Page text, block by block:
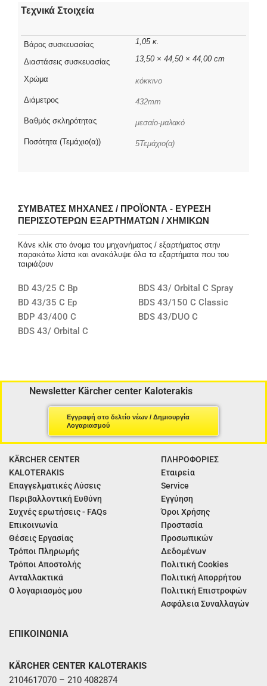
Τεχνικά Στοιχεία
Βάρος συσκευασίας 1,05 κ.
Διαστάσεις συσκευασίας 13,50 × 44,50 × 44,00 cm
Χρώμα κόκκινο
Διάμετρος 432mm
Βαθμός σκληρότητας μεσαίο-μαλακό
Ποσότητα (Τεμάχιο(α)) 5Τεμάχιο(α)
ΣΥΜΒΑΤΈΣ ΜΗΧΑΝΈΣ / ΠΡΟΪΌΝΤΑ - ΕΎΡΕΣΗ
ΠΕΡΙΣΣΌΤΕΡΩΝ ΕΞΑΡΤΗΜΆΤΩΝ / ΧΗΜΙΚΏΝ
Κάνε κλίκ στο όνομα του μηχανήματος / εξαρτήματος στην
παρακάτω λίστα και ανακάλυψε όλα τα εξαρτήματα που του
ταιριάζουν
BD 43/25 C Bp
BD 43/35 C Ep
BDP 43/400 C
BDS 43/ Orbital C
BDS 43/ Orbital C Spray
BDS 43/150 C Classic
BDS 43/DUO C
Newsletter Kärcher center Kaloterakis
Εγγραφή στο δελτίο νέων / Δημιουργία
Λογαριασμού
KÄRCHER CENTER
KALOTERAKIS
Επαγγελματικές Λύσεις
Περιβαλλοντική Ευθύνη
Συχνές ερωτήσεις - FAQs
Επικοινωνία
Θέσεις Εργασίας
Τρόποι Πληρωμής
Τρόποι Αποστολής
Ανταλλακτικά
Ο λογαριασμός μου
ΠΛΗΡΟΦΟΡΙΕΣ
Εταιρεία
Service
Εγγύηση
Όροι Χρήσης
Προστασία
Προσωπικών
Δεδομένων
Πολιτική Cookies
Πολιτική Απορρήτου
Πολιτική Επιστροφών
Ασφάλεια Συναλλαγών
ΕΠΙΚΟΙΝΩΝΙΑ
KÄRCHER CENTER KALOTERAKIS
2104617070 – 210 4082874